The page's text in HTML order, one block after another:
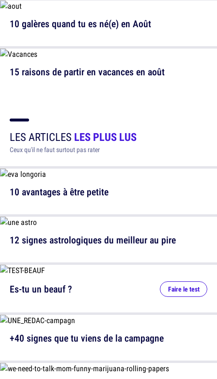
10 galères quand tu es né(e) en Août
15 raisons de partir en vacances en août
LES ARTICLES LES PLUS LUS
Ceux qu'il ne faut surtout pas rater
10 avantages à être petite
12 signes astrologiques du meilleur au pire
Es-tu un beauf ? Faire le test
+40 signes que tu viens de la campagne